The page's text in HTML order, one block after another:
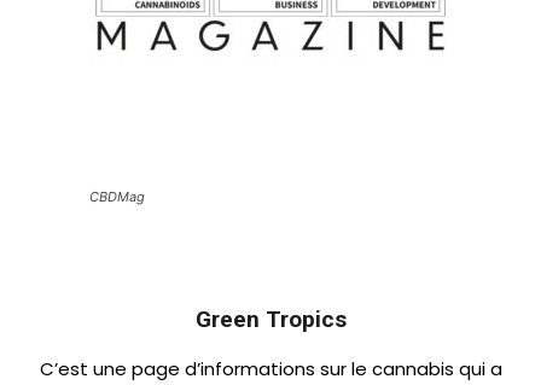
CBDMag
Green Tropics
C’est une page d’informations sur le cannabis qui a